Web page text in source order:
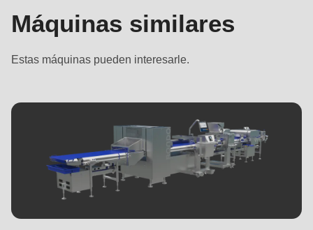
Máquinas similares
Estas máquinas pueden interesarle.